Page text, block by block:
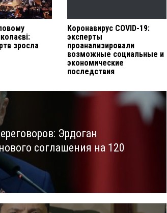
зросла
Коронавирус COVID-19:
эксперты
проанализировали
возможные социальные и
экономические
последствия
Эрдоган
соглашения на 120